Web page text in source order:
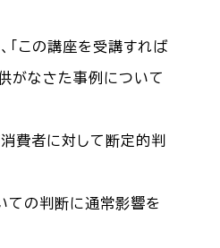
「この講座を受講すれば
がなさた事例について
費者に対して断定的判
ての判断に通常影響を